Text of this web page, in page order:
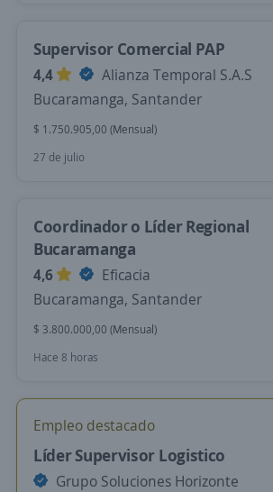
Supervisor Comercial PAP
4,4
Alianza Temporal S.A.S
Bucaramanga, Santander
$ 1.750.905,00 (Mensual)
27 de julio
Coordinador o Líder Regional
Bucaramanga
4,6
Eficacia
Bucaramanga, Santander
$ 3.800.000,00 (Mensual)
Hace 8 horas
Empleo destacado
Líder Supervisor Logistico
Grupo Soluciones Horizonte